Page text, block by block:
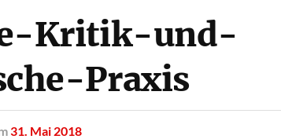
Kritik-und-
Praxis
31. Mai 2018